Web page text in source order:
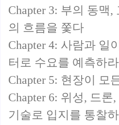
Chapter 3: 부의 동맥
의 흐름을 쫓다
Chapter 4: 사람과 일
터로 수요를 예측하라
Chapter 5: 현장이 모
Chapter 6: 위성, 드
기술로 입지를 통찰